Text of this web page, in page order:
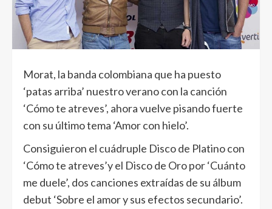
Morat, la banda colombiana que ha puesto
‘patas arriba’ nuestro verano con la canción
‘Cómo te atreves’, ahora vuelve pisando fuerte
con su último tema ‘Amor con hielo’.
Consiguieron el cuádruple Disco de Platino con
‘Cómo te atreves’y el Disco de Oro por ‘Cuánto
me duele’, dos canciones extraídas de su álbum
debut ‘Sobre el amor y sus efectos secundario’.